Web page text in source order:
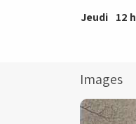
Jeudi 12
Images